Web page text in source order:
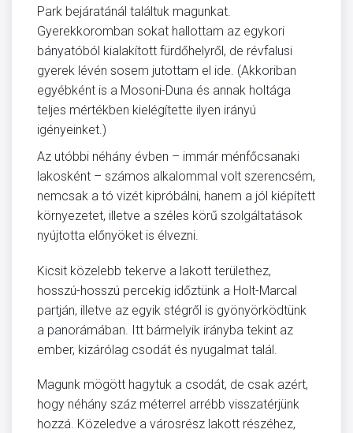
Park bejáratánál találtuk magunkat.
Gyerekkoromban sokat hallottam az egykori
bányatóból kialakított fürdőhelyről, de révfalusi
gyerek lévén sosem jutottam el ide. (Akkoriban
egyébként is a Mosoni-Duna és annak holtága
teljes mértékben kielégítette ilyen irányú
igényeinket.)
Az utóbbi néhány évben – immár ménfőcsanaki
lakosként – számos alkalommal volt szerencsém,
nemcsak a tó vizét kipróbálni, hanem a jól kiépített
környezetet, illetve a széles körű szolgáltatások
nyújtotta előnyöket is élvezni.
Kicsit közelebb tekerve a lakott területhez,
hosszú-hosszú percekig időztünk a Holt-Marcal
partján, illetve az egyik stégről is gyönyörködtünk
a panorámában. Itt bármelyik irányba tekint az
ember, kizárólag csodát és nyugalmat talál.
Magunk mögött hagytuk a csodát, de csak azért,
hogy néhány száz méterrel arrébb visszatérjünk
hozzá. Közeledve a városrész lakott részéhez,